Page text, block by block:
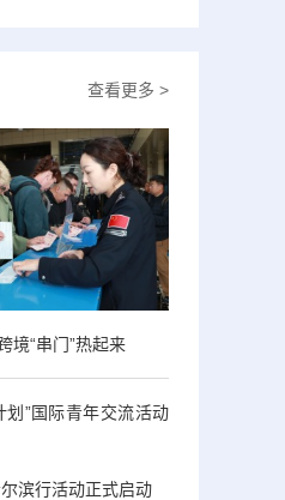
查看更多 >
境“串门”热起来
划”国际青年交流活动
滨行活动正式启动